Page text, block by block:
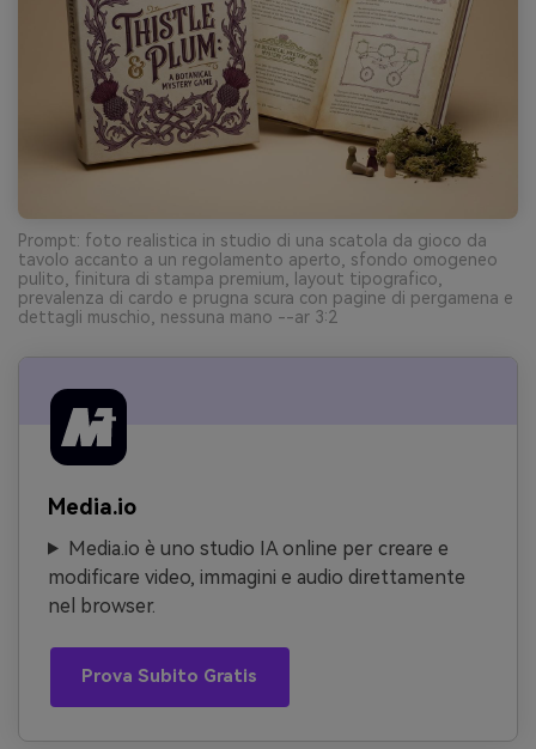
Prompt: foto realistica in studio di una scatola da gioco da
tavolo accanto a un regolamento aperto, sfondo omogeneo
pulito, finitura di stampa premium, layout tipografico,
prevalenza di cardo e prugna scura con pagine di pergamena e
dettagli muschio, nessuna mano --ar 3:2
Media.io
Media.io è uno studio IA online per creare e
modificare video, immagini e audio direttamente
nel browser.
Prova Subito Gratis